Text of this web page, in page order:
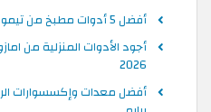
أفضل 5 أدوات مطبخ من تيمو السعودية | عروض تيمو 2026
أجود الأدوات المنزلية من
2026
أفضل معدات وإكسسوارات